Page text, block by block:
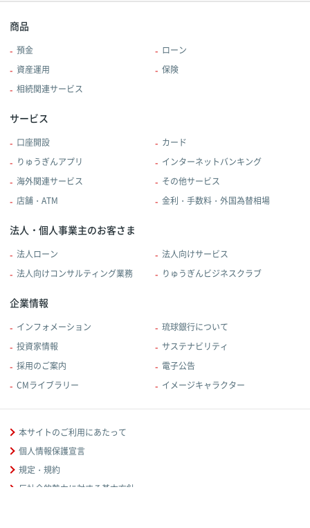
商品
預金
ローン
資産運用
保険
相続関連サービス
サービス
口座開設
カード
りゅうぎんアプリ
インターネットバンキング
海外関連サービス
その他サービス
店舗・ATM
金利・手数料・外国為替相場
法人・個人事業主のお客さま
法人ローン
法人向けサービス
法人向けコンサルティング業務
りゅうぎんビジネスクラブ
企業情報
インフォメーション
琉球銀行について
投資家情報
サステナビリティ
採用のご案内
電子公告
CMライブラリー
イメージキャラクター
本サイトのご利用にあたって
個人情報保護宣言
規定・規約
反社会的勢力に対する基本方針